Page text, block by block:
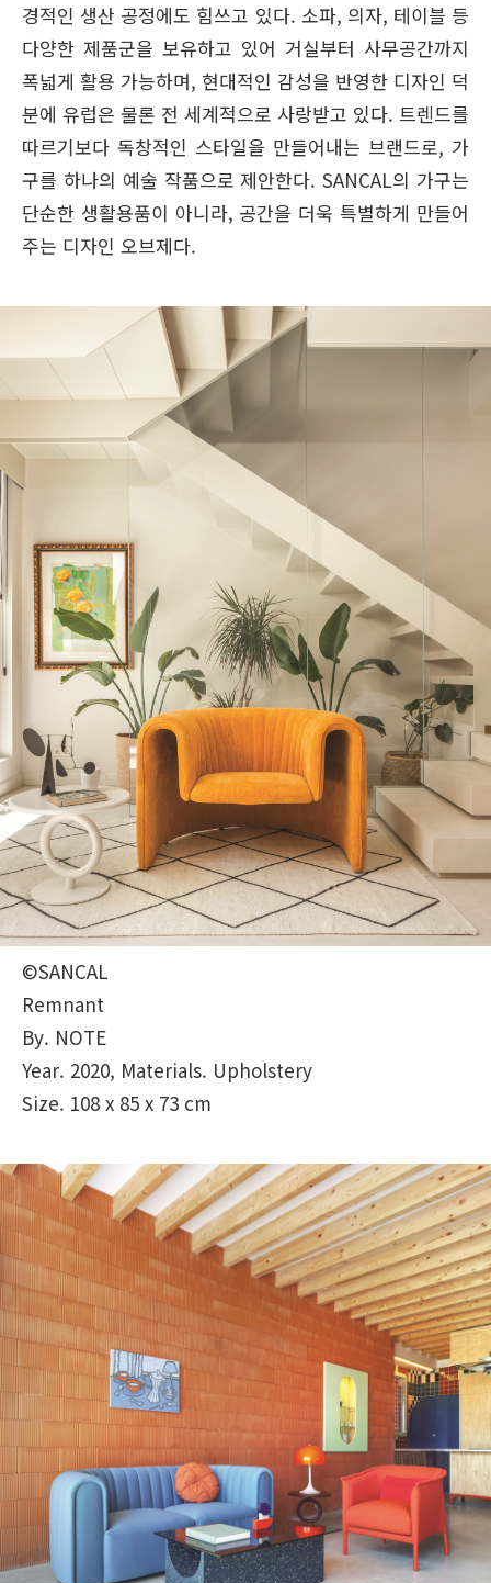
경적인 생산 공정에도 힘쓰고 있다. 소파, 의자, 테이블 등
다양한 제품군을 보유하고 있어 거실부터 사무공간까지
폭넓게 활용 가능하며, 현대적인 감성을 반영한 디자인 덕
분에 유럽은 물론 전 세계적으로 사랑받고 있다. 트렌드를
따르기보다 독창적인 스타일을 만들어내는 브랜드로, 가
구를 하나의 예술 작품으로 제안한다. SANCAL의 가구는
단순한 생활용품이 아니라, 공간을 더욱 특별하게 만들어
주는 디자인 오브제다.
©SANCAL
Remnant
By. NOTE
Year. 2020, Materials. Upholstery
Size. 108 x 85 x 73 cm